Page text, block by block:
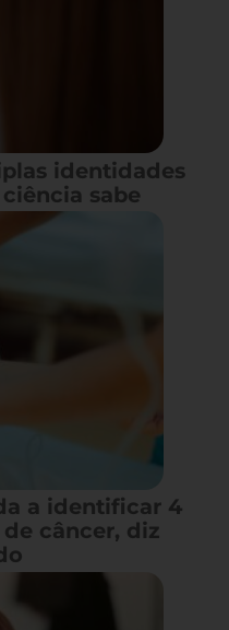
identidades
sabe
a identificar 4
câncer, diz